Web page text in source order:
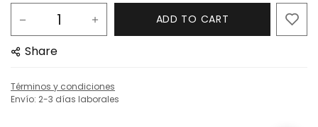
ADD TO CART
Share
Términos y condiciones
Envío: 2-3 días laborales